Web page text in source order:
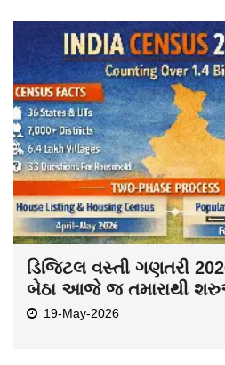
ડિજિટલ વસ્તી ગણતરી
બેઠા આજે જ તમારાથી
19-May-2026